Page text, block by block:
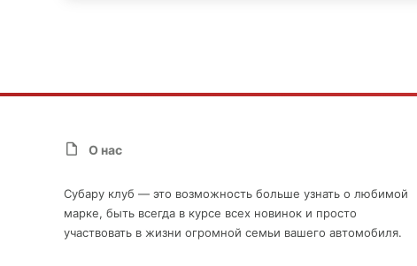
О нас
Субару клуб — это возможность больше узнать о любимой
марке, быть всегда в курсе всех новинок и просто
участвовать в жизни огромной семьи вашего автомобиля.